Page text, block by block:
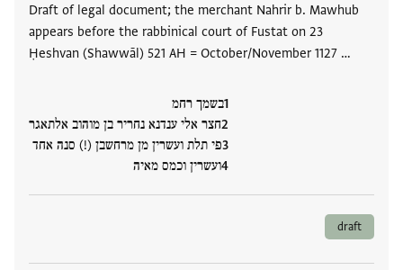
Draft of legal document; the merchant Nahrir b. Mawhub
appears before the rabbinical court of Fustat on 23
Ḥeshvan (Shawwāl) 521 AH = October/November 1127 …
בשמך רחמ
חצר אלי ענדנא נחריר בן מוהוב אלתאגר
פי תלת ועשרין מן מרחשבן (!) סנה אחד
ועשרין וכמס מאיה
draft